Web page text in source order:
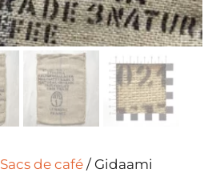
Sacs de café / Gidaami